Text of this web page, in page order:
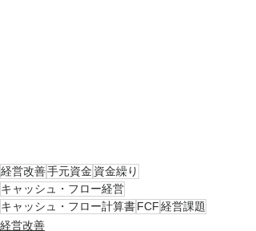
経営改善手元資金 資金繰り
キャッシュ・フロー経営
キャッシュ・フロー計算書FCF経営課題
経営改善